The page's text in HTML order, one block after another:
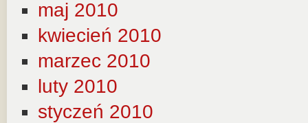
maj 2010
kwiecień 2010
marzec 2010
luty 2010
styczeń 2010